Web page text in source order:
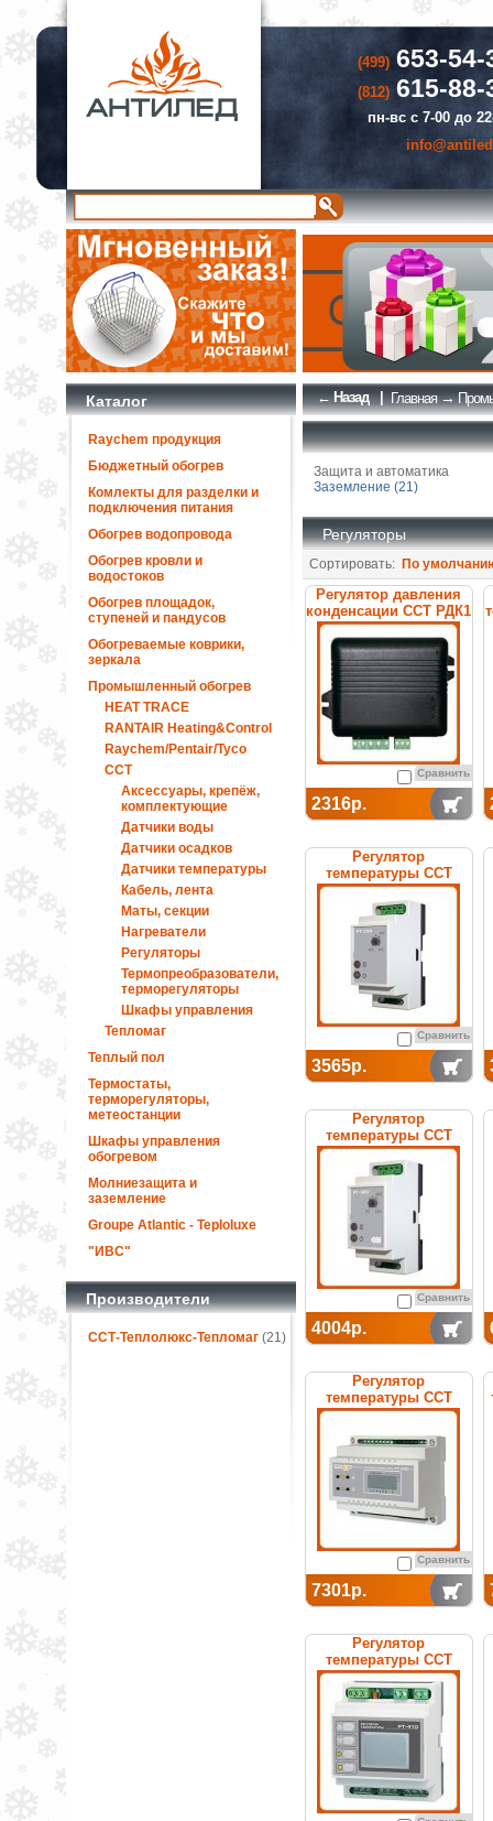
(499)653-54-
(812)615-88-
пн-вс с 7-00 до
Каталог
Raychem продукция
Бюджетный обогрев
Комлекты для разделки и
подключения питания
Обогрев водопровода
Обогрев кровли и
водостоков
Обогрев площадок,
ступеней и пандусов
Обогреваемые коврики,
зеркала
Промышленный обогрев
HEAT TRACE
RANTAIR Heating&Control
Raychem/Pentair/Tyco
ССТ
Аксессуары, крепёж,
комплектующие
Датчики воды
Датчики осадков
Датчики температуры
Кабель, лента
Маты, секции
Нагреватели
Регуляторы
Термопреобразователи,
терморегуляторы
Шкафы управления
Тепломаг
Теплый пол
Термостаты,
терморегуляторы,
метеостанции
Шкафы управления
обогревом
Молниезащита и
заземление
Groupe Atlantic - Teploluxe
"ИВС"
Производители
ССТ-Теплолюкс-Тепломаг(21)
← Назад | Главная→
Защита и автоматика
Заземление (21)
Регуляторы
Сортировать: По
Регулятор давления
конденсации ССТ РДК1
Сравнить
2316р.
Регулятор
температуры ССТ
РТ-330 электронный
Сравнить
3565р.
Регулятор
температуры ССТ
РТ-320 (с датчиком ДТ)
электронный
Сравнить
4004р.
Регулятор
температуры ССТ
РТ-220 электронный
Сравнить
7301р.
Регулятор
температуры ССТ
РТ-410 электронный